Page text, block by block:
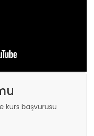
kurs başvurusu